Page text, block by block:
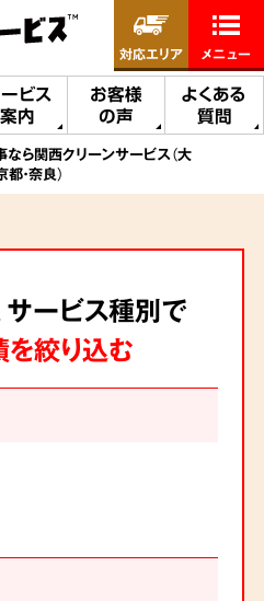
ビス
案内
お客様
の声
よくある
質問
対応エリア メニュー
ら関西クリーンサービス（大
都・奈良）
サービス種別で
絞り込む